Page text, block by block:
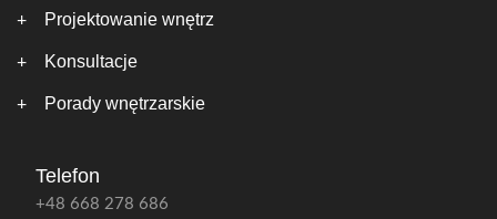
Projektowanie wnętrz
Konsultacje
Porady wnętrzarskie
Telefon
+48 668 278 686